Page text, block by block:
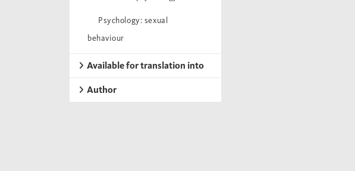
Psychology: sexual
behaviour
Available for translation into
Author